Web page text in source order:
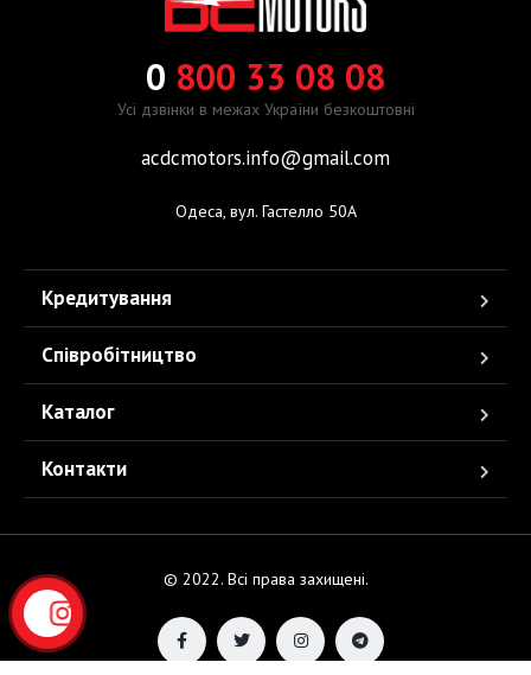
0 800 33 08 08
Усі дзвінки в межах України безкоштовні
acdcmotors.info@gmail.com
Одеса, вул. Гастелло 50А
Кредитування
Співробітництво
Каталог
Контакти
© 2022. Всі права захищені.